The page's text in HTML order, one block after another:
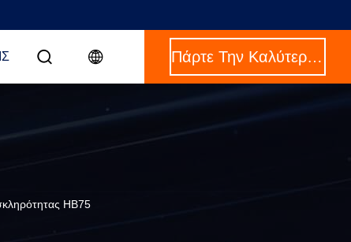
Πάρτε Την Καλύτερη Τιμή
HB75